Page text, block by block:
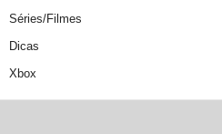
Séries/Filmes
Dicas
Xbox